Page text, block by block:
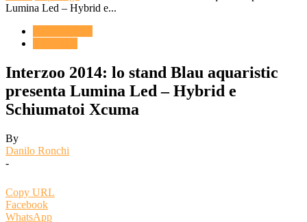
Lumina Led – Hybrid e...
Interzoo 2014: lo stand Blau aquaristic
presenta Lumina Led – Hybrid e
Schiumatoi Xcuma
By
Danilo Ronchi
-
Copy URL
Facebook
WhatsApp